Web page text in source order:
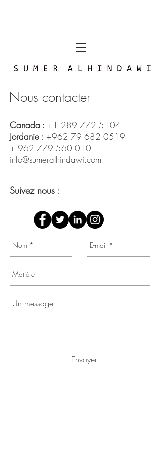
Nous contacter
Canada : +1 289 772 5104
Jordanie : +962 79 682 0519
+ 962 779 560 010
info@sumeralhindawi.com
Suivez nous :
Envoyer